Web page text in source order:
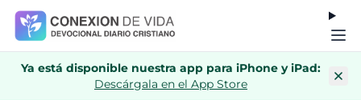
Ya está disponible nuestra app para iPhone y iPad:
Descárgala en el App Store